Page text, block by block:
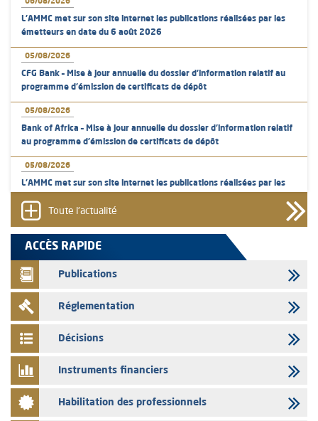
06/08/2026
L’AMMC met sur son site internet les publications réalisées par les
émetteurs en date du 6 août 2026
05/08/2026
CFG Bank – Mise à jour annuelle du dossier d’information relatif au
programme d'émission de certificats de dépôt
05/08/2026
Bank of Africa – Mise à jour annuelle du dossier d’information relatif
au programme d'émission de certificats de dépôt
05/08/2026
L’AMMC met sur son site internet les publications réalisées par les
04/08/2026
L’AMMC met sur son site internet les publications réalisées par les
émetteurs en date du 4 août 2026
03/08/2026
Saham Bank – Mise à jour annuelle du dossier d’information relatif au
programme d'émission de certificats de dépôt
L’AMMC met sur son site internet les publications réalisées par les
03/08/2026
Liste des agréments et visas d'OPCVM accordés par l'AMMC pour le
mois de juillet 2026
Toute l'actualité
ACCÈS RAPIDE
Publications
Réglementation
Décisions
Instruments financiers
Habilitation des professionnels